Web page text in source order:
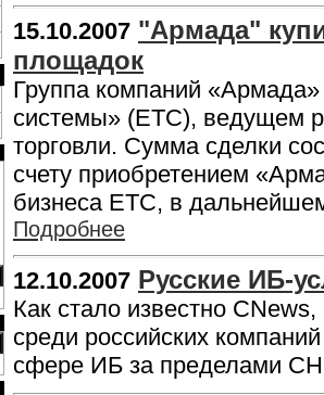
15.10.2007 "Армада"
площадок
Группа компаний
системы» (ЕТС), ведущем
торговли. Сумма сделки
счету приобретением
бизнеса ЕТС, в
Подробнее
12.10.2007 Русские ИБ-
Как стало известно
среди российских
сфере ИБ за пределами